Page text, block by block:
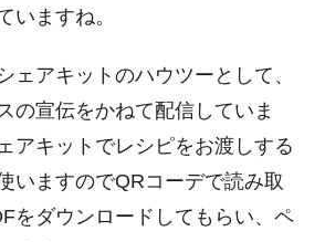
いますね。
ェアキットのハウツーとして、
の宣伝をかねて配信していま
アキットでレシピをお渡しする
いますのでQRコーデで読み取
をダウンロードしてもらい、ペ